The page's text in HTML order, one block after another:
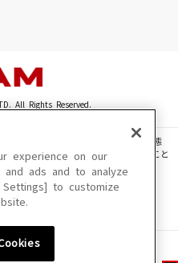
All Rights Reserved.
像・写真・動画・音声等を、手段や形態
で複製、転載、ファイル化などすること
ただけない場合があります。
になる場合があります。
experience on our
ads and to analyze
to customize